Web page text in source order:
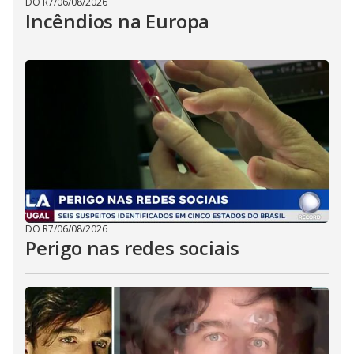
Incêndios na Europa
DO R7/06/08/2026
Perigo nas redes sociais